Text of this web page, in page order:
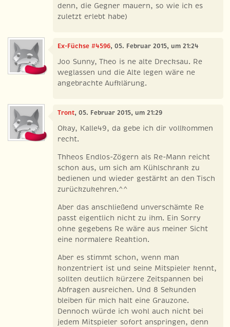
denn, die Gegner mauern, so wie ich es
zuletzt erlebt habe)
Ex-Füchse #4596, 05. Februar 2015, um 21:24
Joo Sunny, Theo is ne alte Drecksau. Re
weglassen und die Alte legen wäre ne
angebrachte Aufklärung.
Tront, 05. Februar 2015, um 21:29
Okay, Kalle49, da gebe ich dir vollkommen
recht.
Thheos Endlos-Zögern als Re-Mann reicht
schon aus, um sich am Kühlschrank zu
bedienen und wieder gestärkt an den Tisch
zurückzukehren.^^
Aber das anschließend unverschämte Re
passt eigentlich nicht zu ihm. Ein Sorry
ohne gegebens Re wäre aus meiner Sicht
eine normalere Reaktion.
Aber es stimmt schon, wenn man
konzentriert ist und seine Mitspieler kennt,
sollten deutlich kürzere Zeitspannen bei
Abfragen ausreichen. Und 8 Sekunden
bleiben für mich halt eine Grauzone.
Dennoch würde ich wohl auch nicht bei
jedem Mitspieler sofort anspringen, denn